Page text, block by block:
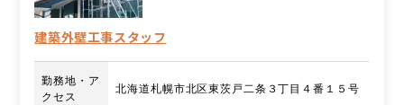
建築外壁工事スタッフ
勤務地・ア
クセス
北海道札幌市北区東茨戸二条３丁目４番１５号